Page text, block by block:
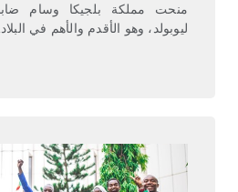
منحت مملكة بلجيكا وسام
ليوبولد، وهو الأقدم والأهم في البلاد.